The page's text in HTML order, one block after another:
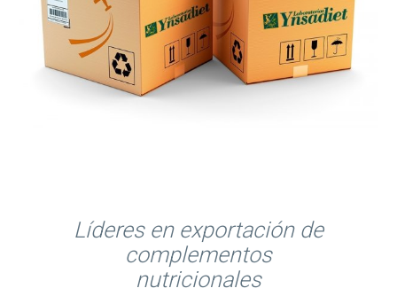
Líderes en exportación de
complementos
nutricionales